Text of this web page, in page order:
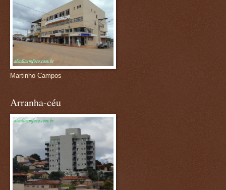
Martinho Campos
Arranha-céu